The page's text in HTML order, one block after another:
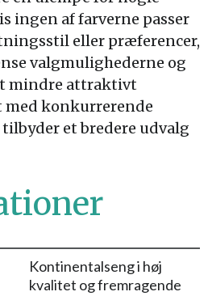
ingen af farverne passer
eller præferencer,
valgmulighederne og
mindre attraktivt
med konkurrerende
et bredere udvalg
Kontinentalseng i høj
kvalitet og fremragende